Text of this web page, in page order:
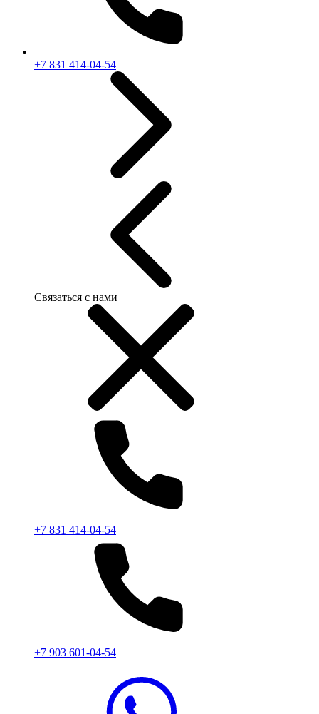
+7 831 414-04-54
Связаться с нами
+7 831 414-04-54
+7 903 601-04-54